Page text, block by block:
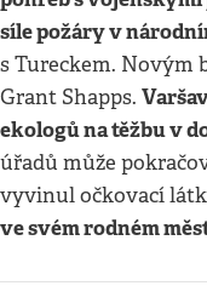
síle požáry v
s Tureckem. Novým
Grant Shapps.
ekologů na těžbu v
úřadů může
vyvinul očkovací
ve svém rodném